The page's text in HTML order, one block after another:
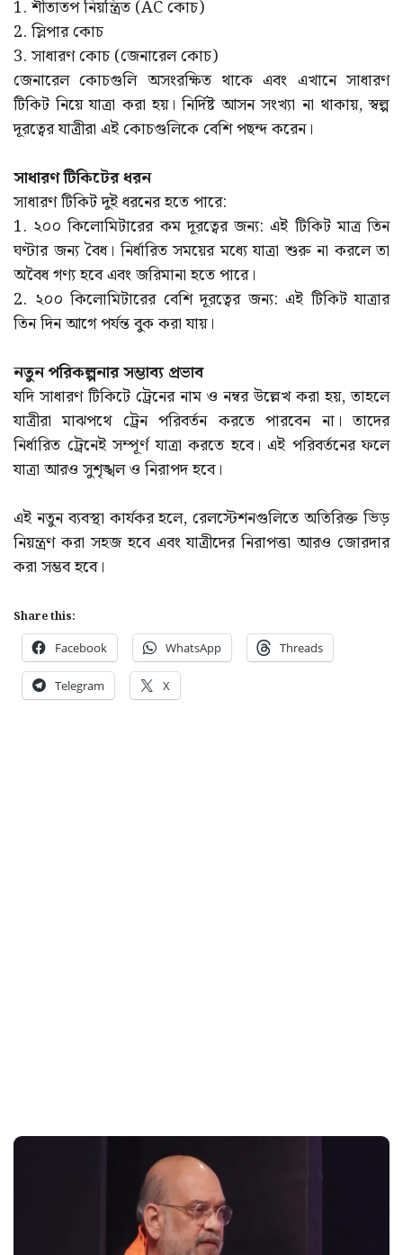
1. শীতাতপ নিয়ন্ত্রিত (AC কোচ)
2. স্লিপার কোচ
3. সাধারণ কোচ (জেনারেল কোচ)
জেনারেল কোচগুলি অসংরক্ষিত থাকে এবং এখানে সাধারণ
টিকিট নিয়ে যাত্রা করা হয়। নির্দিষ্ট আসন সংখ্যা না থাকায়, স্বল্প
দূরত্বের যাত্রীরা এই কোচগুলিকে বেশি পছন্দ করেন।
সাধারণ টিকিটের ধরন
সাধারণ টিকিট দুই ধরনের হতে পারে:
1. ২০০ কিলোমিটারের কম দূরত্বের জন্য: এই টিকিট মাত্র তিন
ঘণ্টার জন্য বৈধ। নির্ধারিত সময়ের মধ্যে যাত্রা শুরু না করলে তা
অবৈধ গণ্য হবে এবং জরিমানা হতে পারে।
2. ২০০ কিলোমিটারের বেশি দূরত্বের জন্য: এই টিকিট যাত্রার
তিন দিন আগে পর্যন্ত বুক করা যায়।
নতুন পরিকল্পনার সম্ভাব্য প্রভাব
যদি সাধারণ টিকিটে ট্রেনের নাম ও নম্বর উল্লেখ করা হয়, তাহলে
যাত্রীরা মাঝপথে ট্রেন পরিবর্তন করতে পারবেন না। তাদের
নির্ধারিত ট্রেনেই সম্পূর্ণ যাত্রা করতে হবে। এই পরিবর্তনের ফলে
যাত্রা আরও সুশৃঙ্খল ও নিরাপদ হবে।
এই নতুন ব্যবস্থা কার্যকর হলে, রেলস্টেশনগুলিতে অতিরিক্ত ভিড়
নিয়ন্ত্রণ করা সহজ হবে এবং যাত্রীদের নিরাপত্তা আরও জোরদার
করা সম্ভব হবে।
Share this:
Facebook WhatsApp Threads
Telegram X